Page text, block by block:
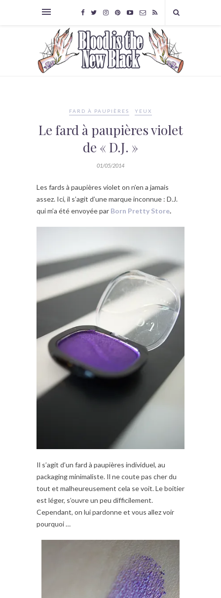
FARD À PAUPIÈRES YEUX
Le fard à paupières violet
de « D.J. »
01/05/2014
Les fards à paupières violet on n’en a jamais
assez. Ici, il s’agit d’une marque inconnue : D.J.
qui m’a été envoyée par Born Pretty Store.
Il s’agit d’un fard à paupières individuel, au
packaging minimaliste. Il ne coute pas cher du
tout et malheureusement cela se voit. Le boitier
est léger, s’ouvre un peu difficilement.
Cependant, on lui pardonne et vous allez voir
pourquoi …